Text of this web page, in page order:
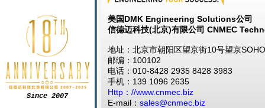
Since 2007
美国DMK Engineering Solutions公司
信德迈科技(北京)有限公司 CNMEC
地址：北京市朝阳区望京街10号望京
邮编：100102
电话：010-8428 2935 8428 3983
手机：139 1096 2635
Http：//www.cnmec.biz
E-mail： sales@cnmec.biz